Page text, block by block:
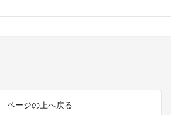
ページの上へ戻る